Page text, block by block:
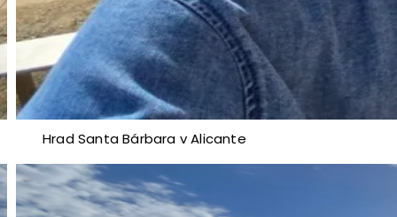
Hrad Santa Bárbara v Alicante